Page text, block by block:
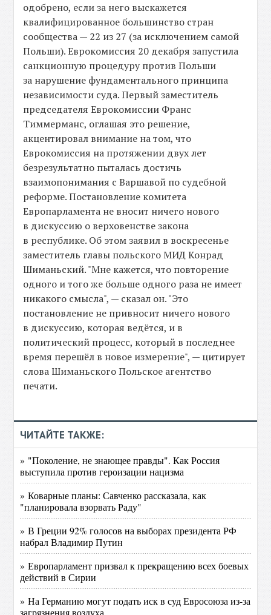
одобрено, если за него выскажется
квалифицированное большинство стран
сообщества — 22 из 27 (за исключением самой
Польши). Еврокомиссия 20 декабря запустила
санкционную процедуру против Польши
за нарушение фундаментального принципа
независимости суда. Первый заместитель
председателя Еврокомиссии Франс
Тиммерманс, оглашая это решение,
акцентировал внимание на том, что
Еврокомиссия на протяжении двух лет
безрезультатно пыталась достичь
взаимопонимания с Варшавой по судебной
реформе. Постановление комитета
Европарламента не вносит ничего нового
в дискуссию о верховенстве закона
в республике. Об этом заявил в воскресенье
заместитель главы польского МИД Конрад
Шиманьский. "Мне кажется, что повторение
одного и того же больше одного раза не имеет
никакого смысла", — сказал он. "Это
постановление не привносит ничего нового
в дискуссию, которая ведётся, и в
политический процесс, который в последнее
время перешёл в новое измерение", — цитирует
слова Шиманьского Польское агентство
печати.
ЧИТАЙТЕ ТАКЖЕ:
» "Поколение, не знающее правды". Как Россия
выступила против героизации нацизма
» Коварные планы: Савченко рассказала, как
"планировала взорвать Раду"
» В Греции 92% голосов на выборах президента РФ
набрал Владимир Путин
» Европарламент призвал к прекращению всех боевых
действий в Сирии
» На Германию могут подать иск в суд Евросоюза из-за
загрязнения воздуха